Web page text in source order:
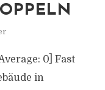
0] Fast
in